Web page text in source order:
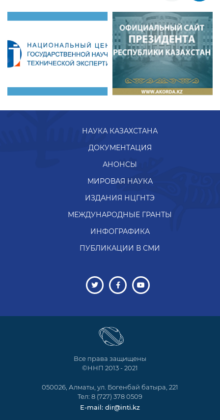
НАУКА КАЗАХСТАНА
ДОКУМЕНТАЦИЯ
АНОНСЫ
МИРОВАЯ НАУКА
ИЗДАНИЯ НЦГНТЭ
МЕЖДУНАРОДНЫЕ ГРАНТЫ
ИНФОГРАФИКА
ПУБЛИКАЦИИ В СМИ
Все права защищены
©ННП 2013 - 2021
050026, Алматы, ул. Богенбай батыра, 221
Тел: 8 (727) 378 0509
E-mail: dir@inti.kz